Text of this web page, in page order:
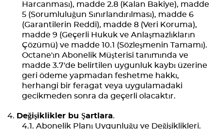
Harcanması), madde 2.8 (Kalan Bakiye), madde
5 (Sorumluluğun Sınırlandırılması), madde 6
(Garantilerin Reddi), madde 8 (Veri Koruma),
madde 9 (Geçerli Hukuk ve Anlaşmazlıkların
Çözümü) ve madde 10.1 (Sözleşmenin Tamamı).
Octane'ın Abonelik Müşterisi tanımında ve
madde 3.7'de belirtilen uygunluk kaybı üzerine
geri ödeme yapmadan feshetme hakkı,
herhangi bir feragat veya uygulamadaki
gecikmeden sonra da geçerli olacaktır.
Değişiklikler bu Şartlara.
Abonelik Planı Uygunluğu ve Değişiklikleri.